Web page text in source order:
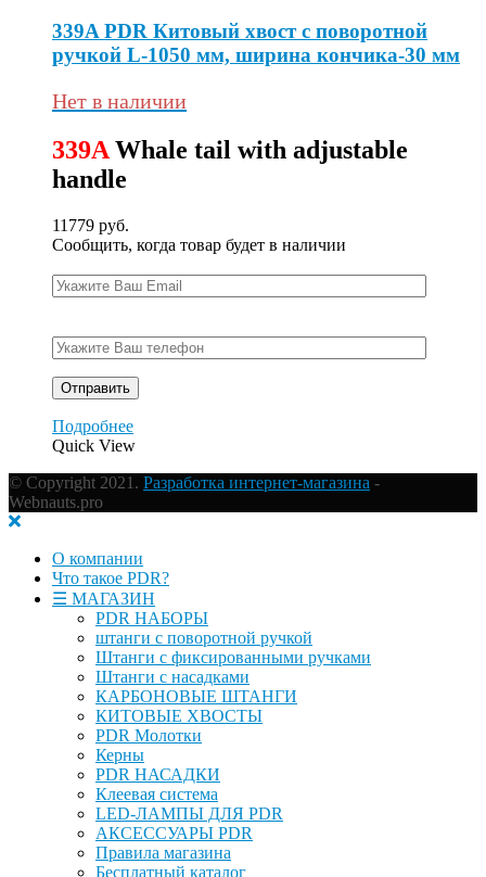
339A PDR Китовый хвост с поворотной
ручкой L-1050 мм, ширина кончика-30 мм
Нет в наличии
339A Whale tail with adjustable
handle
11779 руб.
Сообщить, когда товар будет в наличии
Подробнее
Quick View
© Copyright 2021. Разработка интернет-магазина -
Webnauts.pro
О компании
Что такое PDR?
☰ МАГАЗИН
PDR НАБОРЫ
штанги с поворотной ручкой
Штанги с фиксированными ручками
Штанги с насадками
КАРБОНОВЫЕ ШТАНГИ
КИТОВЫЕ ХВОСТЫ
PDR Молотки
Керны
PDR НАСАДКИ
Клеевая система
LED-ЛАМПЫ ДЛЯ PDR
АКСЕССУАРЫ PDR
Правила магазина
Бесплатный каталог